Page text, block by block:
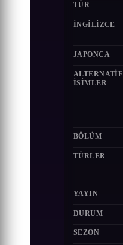
TÜR
İNGILIZCE
JAPONCA
ALTERNATIF
ISIMLER
BÖLÜM
TÜRLER
YAYIN
DURUM
SEZON